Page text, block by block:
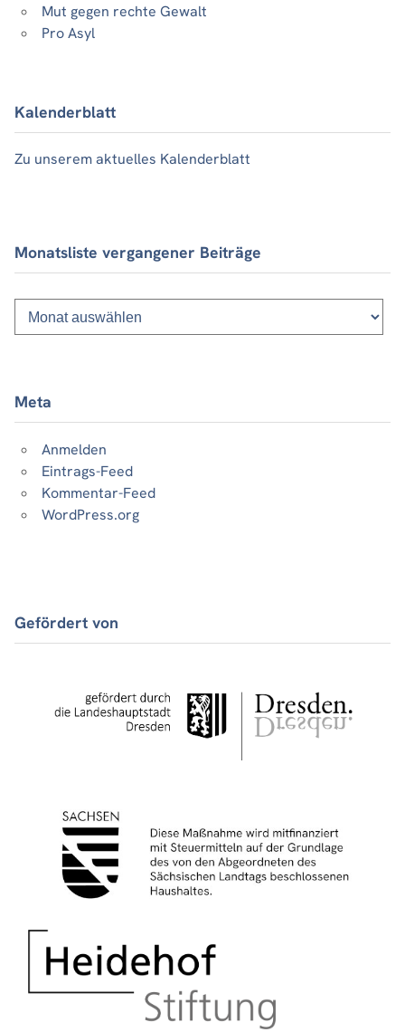
Mut gegen rechte Gewalt
Pro Asyl
Kalenderblatt
Zu unserem aktuelles Kalenderblatt
Monatsliste vergangener Beiträge
Monatsliste
vergangener
Beiträge
Meta
Anmelden
Eintrags-Feed
Kommentar-Feed
WordPress.org
Gefördert von